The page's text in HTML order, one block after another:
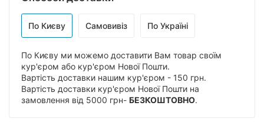
По Києву Самовивіз По Україні
По Києву ми можемо доставити Вам товар своїм
кур'єром або кур'єром Нової Пошти.
Вартість доставки нашим кур'єром - 150 грн.
Вартість доставки кур'єром Нової Пошти на
замовлення від 5000 грн- БЕЗКОШТОВНО.